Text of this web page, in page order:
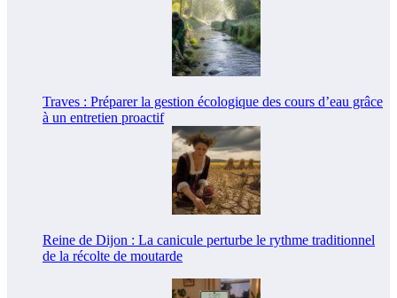
Traves : Préparer la gestion écologique des cours d’eau grâce
à un entretien proactif
Reine de Dijon : La canicule perturbe le rythme traditionnel
de la récolte de moutarde